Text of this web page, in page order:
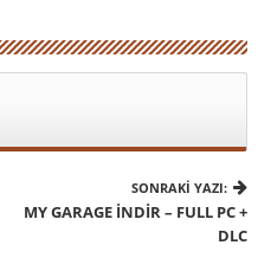
SONRAKI YAZI:
MY GARAGE İNDIR – FULL PC +
DLC